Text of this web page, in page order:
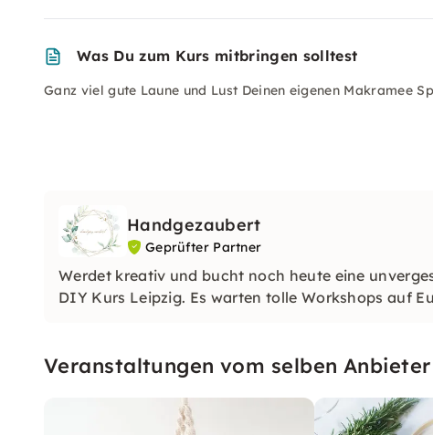
Was Du zum Kurs mitbringen solltest
Ganz viel gute Laune und Lust Deinen eigenen Makramee
Handgezaubert
Geprüfter Partner
Werdet kreativ und bucht noch heute eine
DIY Kurs Leipzig. Es warten tolle Workshops auf
Veranstaltungen vom selben Anbieter